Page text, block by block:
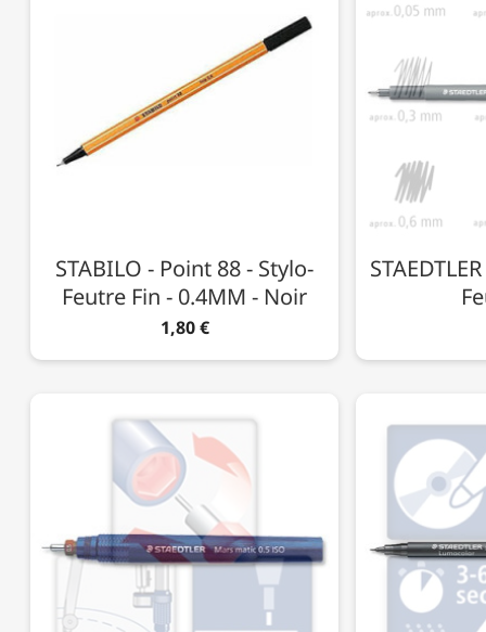
STABILO - Point 88 - Stylo-
Feutre Fin - 0.4MM - Noir
1,80 €